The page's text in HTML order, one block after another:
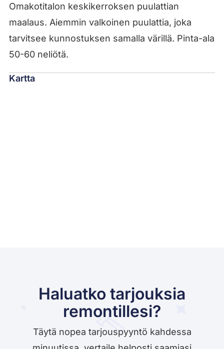
Omakotitalon keskikerroksen puulattian
maalaus. Aiemmin valkoinen puulattia, joka
tarvitsee kunnostuksen samalla värillä. Pinta-ala
50-60 neliötä.
Kartta
Haluatko tarjouksia
remontillesi?
Täytä nopea tarjouspyyntö kahdessa